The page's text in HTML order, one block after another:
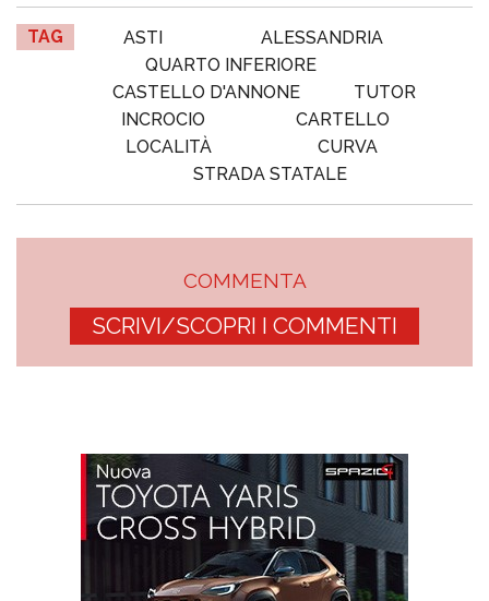
TAG ASTI
ALESSANDRIA
QUARTO INFERIORE
CASTELLO D'ANNONE
TUTOR
INCROCIO
CARTELLO
LOCALITÀ
CURVA
STRADA STATALE
COMMENTA
SCRIVI/SCOPRI I COMMENTI